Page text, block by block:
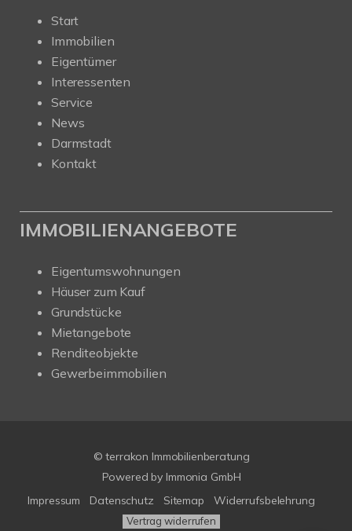
Start
Immobilien
Eigentümer
Interessenten
Service
News
Darmstadt
Kontakt
IMMOBILIENANGEBOTE
Eigentumswohnungen
Häuser zum Kauf
Grundstücke
Mietangebote
Renditeobjekte
Gewerbeimmobilien
© terrakon Immobilienberatung
Powered by Immonia GmbH
Impressum
Datenschutz Sitemap Widerrufsbelehrung
Vertrag widerrufen